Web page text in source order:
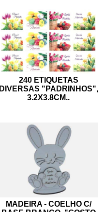
240 ETIQUETAS
DIVERSAS "PADRINHOS",
3.2X3.8CM..
MADEIRA - COELHO C/